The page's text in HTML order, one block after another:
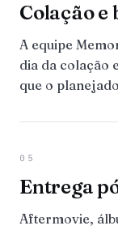
Colação e
A equipe
dia da colação
que o
05
Entrega
Aftermovie,